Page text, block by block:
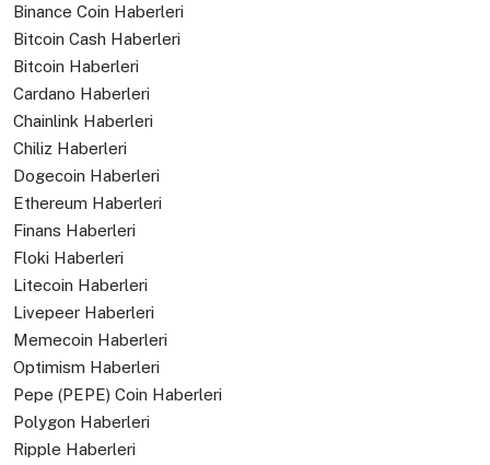
Binance Coin Haberleri
Bitcoin Cash Haberleri
Bitcoin Haberleri
Cardano Haberleri
Chainlink Haberleri
Chiliz Haberleri
Dogecoin Haberleri
Ethereum Haberleri
Finans Haberleri
Floki Haberleri
Litecoin Haberleri
Livepeer Haberleri
Memecoin Haberleri
Optimism Haberleri
Pepe (PEPE) Coin Haberleri
Polygon Haberleri
Ripple Haberleri